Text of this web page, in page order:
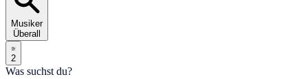
Musiker
Überall
2
Was suchst du?